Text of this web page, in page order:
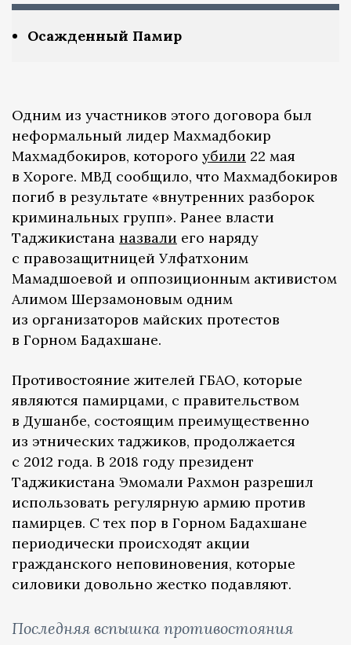
Осажденный Памир
Одним из участников этого договора был
неформальный лидер Махмадбокир
Махмадбокиров, которого убили 22 мая
в Хороге. МВД сообщило, что Махмадбокиров
погиб в результате «внутренних разборок
криминальных групп». Ранее власти
Таджикистана назвали его наряду
с правозащитницей Улфатхоним
Мамадшоевой и оппозиционным активистом
Алимом Шерзамоновым одним
из организаторов майских протестов
в Горном Бадахшане.
Противостояние жителей ГБАО, которые
являются памирцами, с правительством
в Душанбе, состоящим преимущественно
из этнических таджиков, продолжается
с 2012 года. В 2018 году президент
Таджикистана Эмомали Рахмон разрешил
использовать регулярную армию против
памирцев. С тех пор в Горном Бадахшане
периодически происходят акции
гражданского неповиновения, которые
силовики довольно жестко подавляют.
Последняя вспышка противостояния